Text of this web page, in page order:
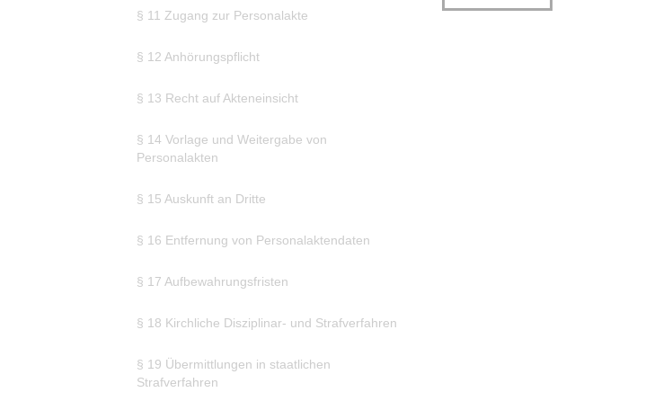
§ 11 Zugang zur Personalakte
§ 12 Anhörungspflicht
§ 13 Recht auf Akteneinsicht
§ 14 Vorlage und Weitergabe von
Personalakten
§ 15 Auskunft an Dritte
§ 16 Entfernung von Personalaktendaten
§ 17 Aufbewahrungsfristen
§ 18 Kirchliche Disziplinar- und Strafverfahren
§ 19 Übermittlungen in staatlichen
Strafverfahren